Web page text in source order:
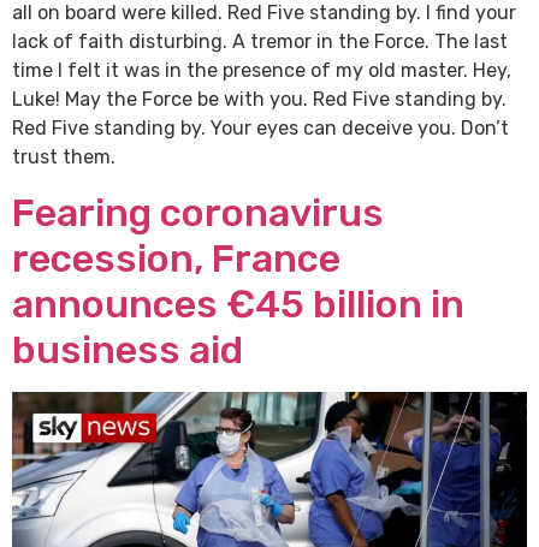
all on board were killed. Red Five standing by. I find your
lack of faith disturbing. A tremor in the Force. The last
time I felt it was in the presence of my old master. Hey,
Luke! May the Force be with you. Red Five standing by.
Red Five standing by. Your eyes can deceive you. Don’t
trust them.
Fearing coronavirus
recession, France
announces €45 billion in
business aid